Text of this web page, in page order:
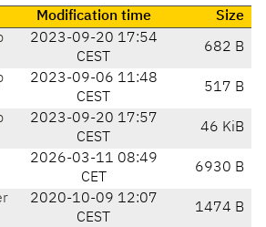
Modification time
Size
2023-09-20 17:54
CEST
682 B
2023-09-06 11:48
CEST
517 B
2023-09-20 17:57
CEST
46 KiB
2026-03-11 08:49
CET
6930 B
2020-10-09 12:07
CEST
1474 B